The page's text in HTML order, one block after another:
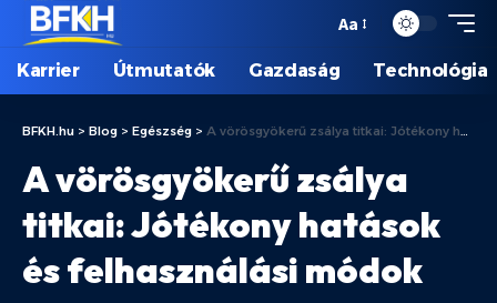
Aa
Karrier Útmutatók Gazdaság Technológia
BFKH.hu > Blog > Egészség > A vörösgyökerű zsálya titkai: Jótékony hatások és felhasználási módok
A vörösgyökerű zsálya
titkai: Jótékony hatások
és felhasználási módok